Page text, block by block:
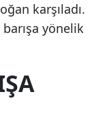
karşıladı.
yönelik